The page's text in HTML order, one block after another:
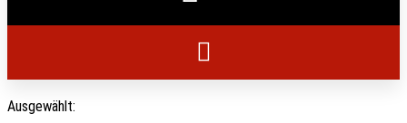
Ausgewählt: